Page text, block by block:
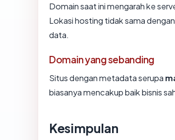
Domain saat ini mengarah ke
Lokasi hosting tidak sama
data.
Domain yang sebanding
Situs dengan metadata serupa
biasanya mencakup baik bisnis
Kesimpulan